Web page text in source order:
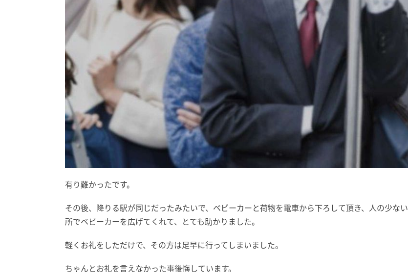
有り難かったです。
その後、降りる駅が同じだったみたいで、ベビーカーと荷物を電車から下ろして頂き、人の少ない
所でベビーカーを広げてくれて、とても助かりました。
軽くお礼をしただけで、その方は足早に行ってしまいました。
ちゃんとお礼を言えなかった事後悔しています。